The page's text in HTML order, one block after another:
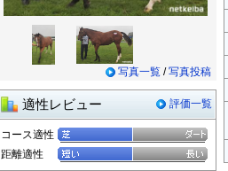
写真一覧 /写真投稿
適性レビュー 評価一覧
コース適性
距離適性